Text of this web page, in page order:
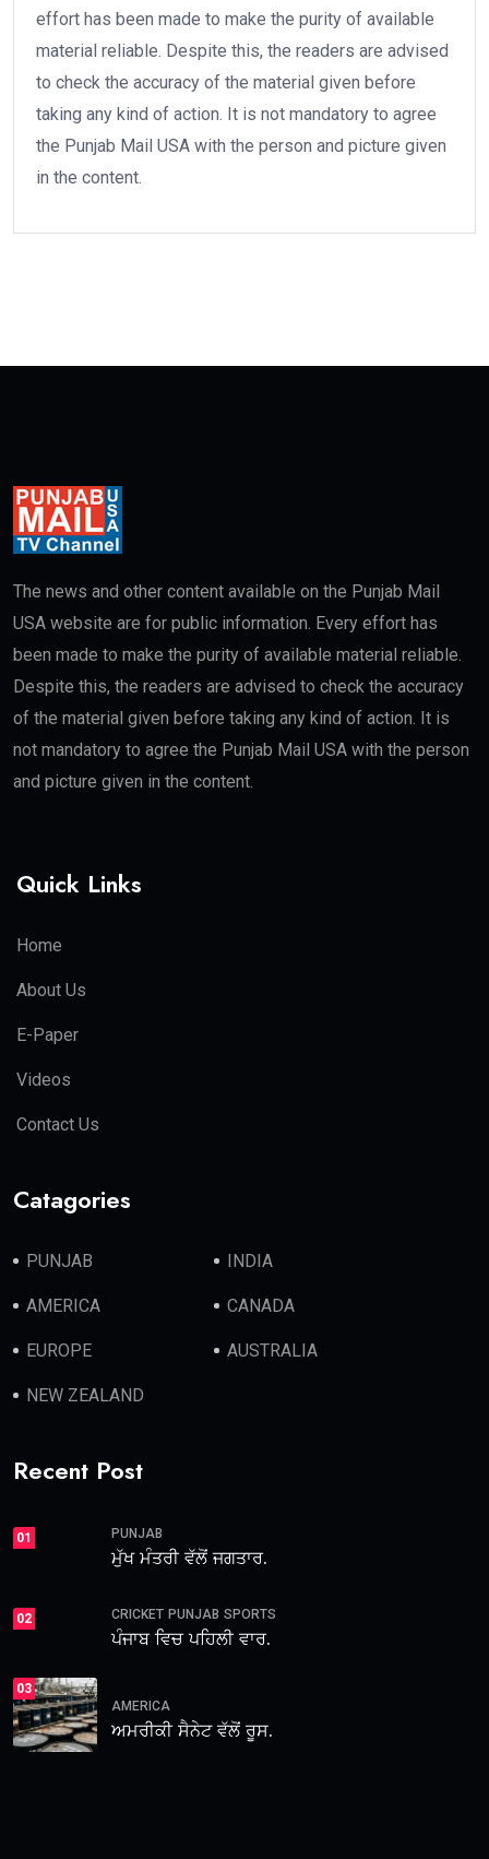
effort has been made to make the purity of available
material reliable. Despite this, the readers are advised
to check the accuracy of the material given before
taking any kind of action. It is not mandatory to agree
the Punjab Mail USA with the person and picture given
in the content.
The news and other content available on the Punjab Mail
USA website are for public information. Every effort has
been made to make the purity of available material reliable.
Despite this, the readers are advised to check the accuracy
of the material given before taking any kind of action. It is
not mandatory to agree the Punjab Mail USA with the person
and picture given in the content.
Quick Links
Home
About Us
E-Paper
Videos
Contact Us
Catagories
PUNJAB INDIA
AMERICA CANADA
EUROPE AUSTRALIA
NEW ZEALAND
Recent Post
01 PUNJAB
ਮੁੱਖ ਮੰਤਰੀ ਵੱਲੋਂ ਜਗਤਾਰ.
02 CRICKET PUNJAB SPORTS
ਪੰਜਾਬ ਵਿਚ ਪਹਿਲੀ ਵਾਰ.
03
AMERICA
ਅਮਰੀਕੀ ਸੈਨੇਟ ਵੱਲੋਂ ਰੂਸ.